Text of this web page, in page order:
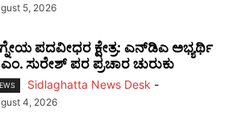
5, 2026
ಪದವೀಧರ ಕ್ಷೇತ್ರ: ಎನ್‌ಡಿಎ ಅಭ್ಯರ್ಥಿ
ಸುರೇಶ್ ಪರ ಪ್ರಚಾರ ಚುರುಕು
Sidlaghatta News Desk -
4, 2026